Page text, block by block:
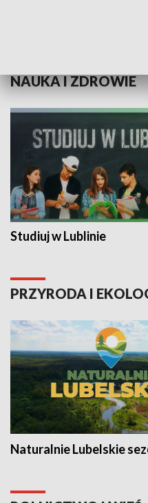
NAUKA I ZDROWIE
Studiuj w Lublinie
PRZYRODA I
Naturalnie Lubelskie